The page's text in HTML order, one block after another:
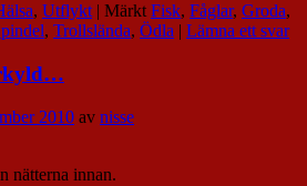
, Utflykt | Märkt Fisk, Fåglar, Groda,
, Trollslända, Ödla | Lämna ett svar
2010 av nisse
nätterna innan.